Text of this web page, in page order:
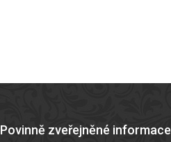
Povinně zveřejněné informace